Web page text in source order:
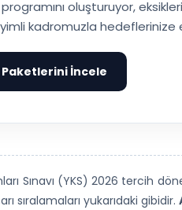
oluşturuyor,
kadromuzla hedeflerinize
Paketlerini İncele
Sınavı (YKS) 2026 tercih
sıralamaları yukarıdaki gibidir.